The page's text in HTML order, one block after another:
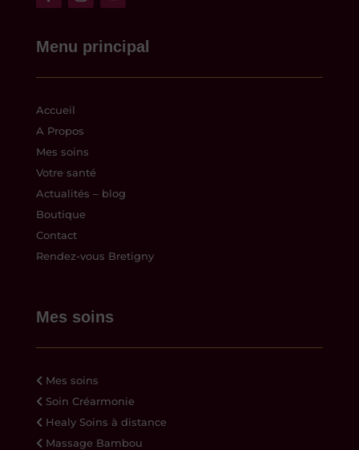
Menu principal
Accueil
A Propos
Mes soins
Votre santé
Actualités – blog
Boutique
Contact
Rendez-vous Bretigny
Mes soins
Mes soins
Soin Créarmonie
Healy Soins à distance
Massage Bambou